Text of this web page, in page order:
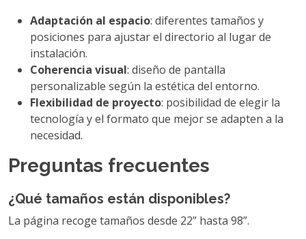
Adaptación al espacio: diferentes tamaños y
posiciones para ajustar el directorio al lugar de
instalación.
Coherencia visual: diseño de pantalla
personalizable según la estética del entorno.
Flexibilidad de proyecto: posibilidad de elegir la
tecnología y el formato que mejor se adapten a la
necesidad.
Preguntas frecuentes
¿Qué tamaños están disponibles?
La página recoge tamaños desde 22” hasta 98”.